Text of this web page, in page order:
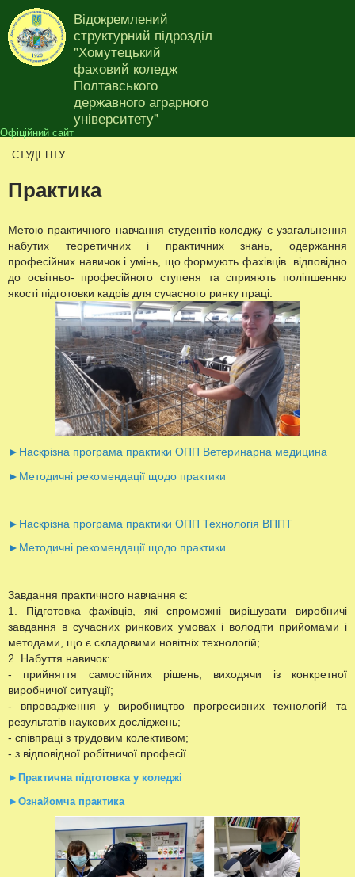
Перейти до основного
матеріалу
Відокремлений
структурний підрозділ
"Хомутецький
фаховий коледж
Полтавського
державного аграрного
університету"
Офіційний сайт
Ви є тут
СТУДЕНТУ
Практика
Метою практичного навчання студентів коледжу є узагальнення
набутих теоретичних і практичних знань, одержання
професійних навичок і умінь, що формують фахівців відповідно
до освітньо- професійного ступеня та сприяють поліпшенню
якості підготовки кадрів для сучасного ринку праці.
►Наскрізна програма практики ОПП Ветеринарна медицина
►Методичні рекомендації щодо практики
►Наскрізна програма практики ОПП Технологія ВППТ
►Методичні рекомендації щодо практики
Завдання практичного навчання є:
1. Підготовка фахівців, які спроможні вирішувати виробничі
завдання в сучасних ринкових умовах і володіти прийомами і
методами, що є складовими новітніх технологій;
2. Набуття навичок:
- прийняття самостійних рішень, виходячи із конкретної
виробничої ситуації;
- впровадження у виробництво прогресивних технологій та
результатів наукових досліджень;
- співпраці з трудовим колективом;
- з відповідної робітничої професії.
►Практична підготовка у коледжі
►Ознайомча практика